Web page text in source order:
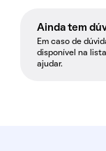
Ainda tem
Em caso de
disponível na
ajudar.